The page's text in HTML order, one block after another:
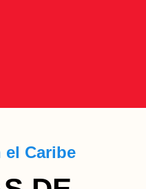
el Caribe